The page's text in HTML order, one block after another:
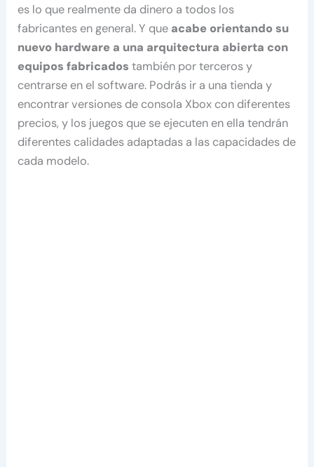
es lo que realmente da dinero a todos los
fabricantes en general. Y que acabe orientando su
nuevo hardware a una arquitectura abierta con
equipos fabricados también por terceros y
centrarse en el software. Podrás ir a una tienda y
encontrar versiones de consola Xbox con diferentes
precios, y los juegos que se ejecuten en ella tendrán
diferentes calidades adaptadas a las capacidades de
cada modelo.